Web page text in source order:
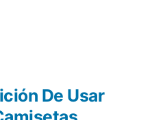
De Usar